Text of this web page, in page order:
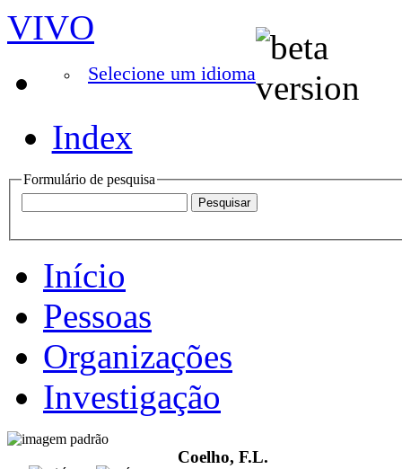
VIVO
Selecione um idioma
Index
Formulário de pesquisa
Início
Pessoas
Organizações
Investigação
Coelho, F.L.